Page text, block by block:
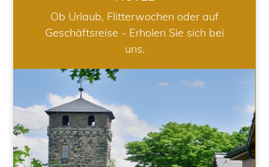
Ob Urlaub, Flitterwochen oder auf
Geschäftsreise - Erholen Sie sich bei
uns.